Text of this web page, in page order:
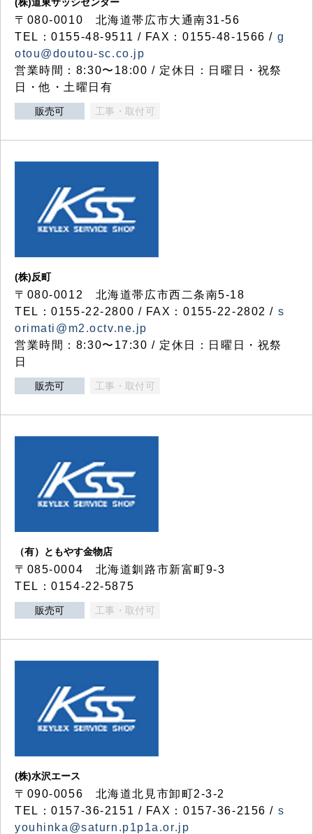
〒080-0010 北海道帯広市大通南31-56
TEL：0155-48-9511 / FAX：0155-48-1566 / g
otou@doutou-sc.co.jp
営業時間：8:30〜18:00 / 定休日：日曜日・祝祭
日・他・土曜日有
販売可 工事・取付可
(株)反町
〒080-0012 北海道帯広市西二条南5-18
TEL：0155-22-2800 / FAX：0155-22-2802 / s
orimati@m2.octv.ne.jp
営業時間：8:30〜17:30 / 定休日：日曜日・祝祭
日
販売可 工事・取付可
（有）ともやす金物店
〒085-0004 北海道釧路市新富町9-3
TEL：0154-22-5875
販売可 工事・取付可
(株)水沢エース
〒090-0056 北海道北見市卸町2-3-2
TEL：0157-36-2151 / FAX：0157-36-2156 / s
youhinka@saturn.p1p1a.or.jp